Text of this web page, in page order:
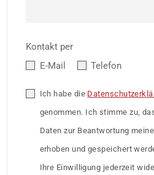
Kontakt per
E-Mail
Telefon
Ich habe die
genommen. Ich stimme zu,
Daten zur Beantwortung
erhoben und gespeichert
Ihre Einwilligung jederzeit